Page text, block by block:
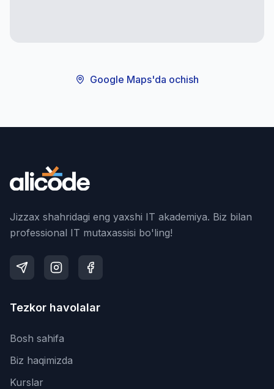
Google Maps'da ochish
Jizzax shahridagi eng yaxshi IT akademiya. Biz bilan
professional IT mutaxassisi bo'ling!
Tezkor havolalar
Bosh sahifa
Biz haqimizda
Kurslar